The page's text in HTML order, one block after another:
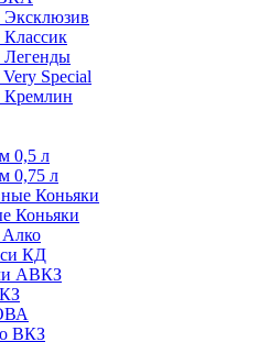
Speсial
0,5 л
0,75 л
Коньяки
Коньяки
КД
АВКЗ
ВКЗ